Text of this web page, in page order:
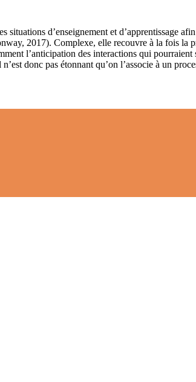
situations d’enseignement et d’apprentissage
2017). Complexe, elle recouvre à la fois la
l’anticipation des interactions qui pourraient
donc pas étonnant qu’on l’associe à un